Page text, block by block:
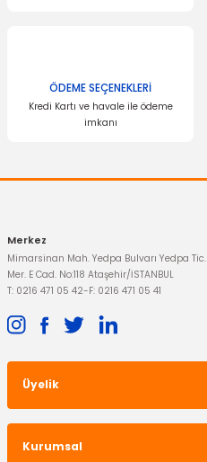
ÖDEME SEÇENEKLERİ
Kredi Kartı ve havale ile ödeme
imkanı
Merkez
Mimarsinan Mah. Yedpa Bulvarı Yedpa Tic.
Mer. E Cad. No:118 Ataşehir/İSTANBUL
T: 0216 471 05 42-F: 0216 471 05 41
Üyelik
Kurumsal